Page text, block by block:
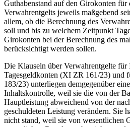
Guthabenstand auf den Girokonten für
Verwahrentgelts jeweils maßgebend
allem, ob die Berechnung des
soll und bis zu welchem Zeitpunkt
Girokonten bei der Berechnung des
berücksichtigt werden sollen.
Die Klauseln über Verwahrentgelte für
Tagesgeldkonten (XI ZR 161/23) und
183/23) unterliegen demgegenüber
Inhaltskontrolle, weil sie die von der
Hauptleistung abweichend von der
geschuldeten Leistung verändern. Sie
nicht stand, weil sie von wesentlichen